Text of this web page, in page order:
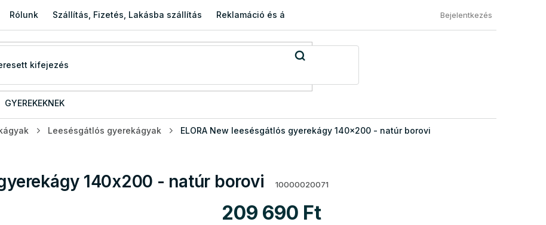
Rólunk Szállítás, Fizetés, Lakásba szállítás Reklamáció és áru visszaküldése Általános Szerződési Feltételek
Bejelentkezés
GYEREKEKNEK
Leesésgátlós gyerekágyak ELORA New leesésgátlós gyerekágy 140x200 - natúr borovi
140x200 - natúr borovi 10000020071
209 690 Ft